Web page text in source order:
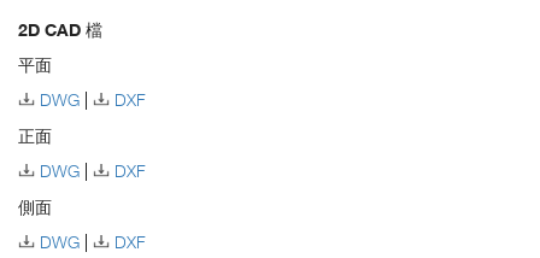
2D CAD 檔
平面
DWG
DXF
正面
DWG
DXF
側面
DWG
DXF